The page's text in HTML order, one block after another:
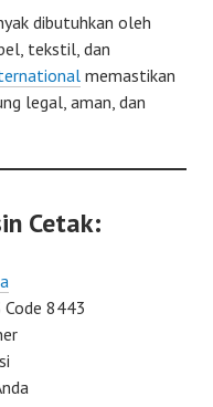
dibutuhkan oleh
tekstil, dan
memastikan
legal, aman, dan
Cetak:
8443